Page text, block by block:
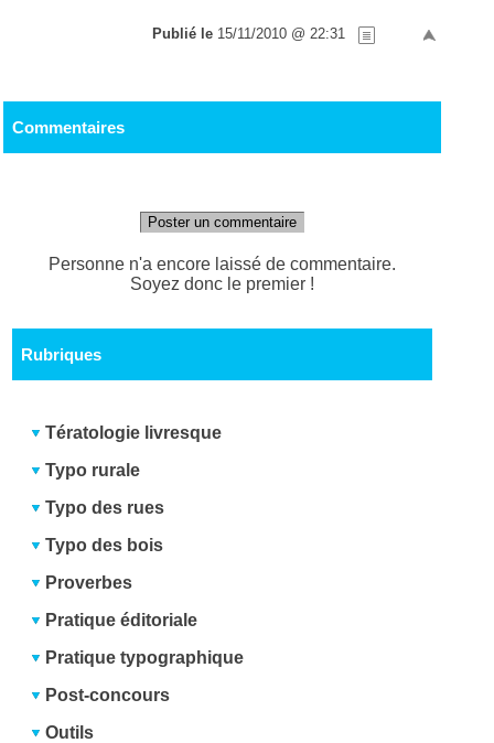
Publié le 15/11/2010 @ 22:31
Commentaires
Poster un commentaire
Personne n'a encore laissé de commentaire.
Soyez donc le premier !
Rubriques
Tératologie livresque
Typo rurale
Typo des rues
Typo des bois
Proverbes
Pratique éditoriale
Pratique typographique
Post-concours
Outils